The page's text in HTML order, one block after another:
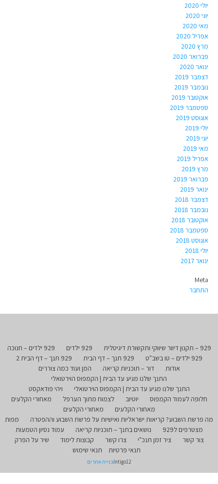
יולי 2020
יוני 2020
מאי 2020
אפריל 2020
מרץ 2020
פברואר 2020
ינואר 2020
דצמבר 2019
נובמבר 2019
אוקטובר 2019
ספטמבר 2019
אוגוסט 2019
יולי 2019
יוני 2019
מאי 2019
אפריל 2019
מרץ 2019
פברואר 2019
ינואר 2019
דצמבר 2018
נובמבר 2018
אוקטובר 2018
ספטמבר 2018
אוגוסט 2018
יולי 2018
ינואר 2017
Meta
התחבר
929 – תקנון דיוור שיווקי ותקשורת דיגיטלית 929 ילדים
929 ילדים – חנוכה
929 ילדים – טו בשב"ט
929 תנך – דף הבית
929 תנך – דף הבית 2
אודות
דור – תוכניות קריאה
המן ועוד כמה צוררים
התנך שלנו מגיע עד הבית | הקמפוס הוירטואלי
התנך שלנו מגיע עד הבית | הקמפוס הוירטואלי
ויהי פודאקסט
חלופה לעמוד הקמפוס
יוטיוב לצמוח מתוך הערפל
מאחורי הקלעים
מאחורי הקלעים
מאחורי הקלעים
מה פרשת השבוע? קריאות ישראליות ואישיות על פרשת השבוע וההפטרה
מפות
מצטרפים ל929
נושאים בתנך – תוכניות קריאה
עמוד נסיון הטמעות
צור קשר
ציר זמן תנכ"י צרו קשר קבוצות לימוד
שיר על הפרק
תנאי פרטיות
תנאי שימוש
Intigo12בניית אתרים